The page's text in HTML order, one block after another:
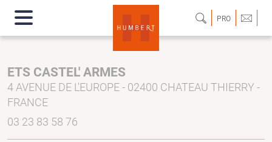
PRO
ETS CASTEL' ARMES
4 AVENUE DE L'EUROPE - 02400 CHATEAU THIERRY -
FRANCE
03 23 83 58 76